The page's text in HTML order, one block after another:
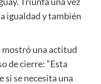
igualdad y también
mostró una actitud
de cierre: “Esta
si se necesita una